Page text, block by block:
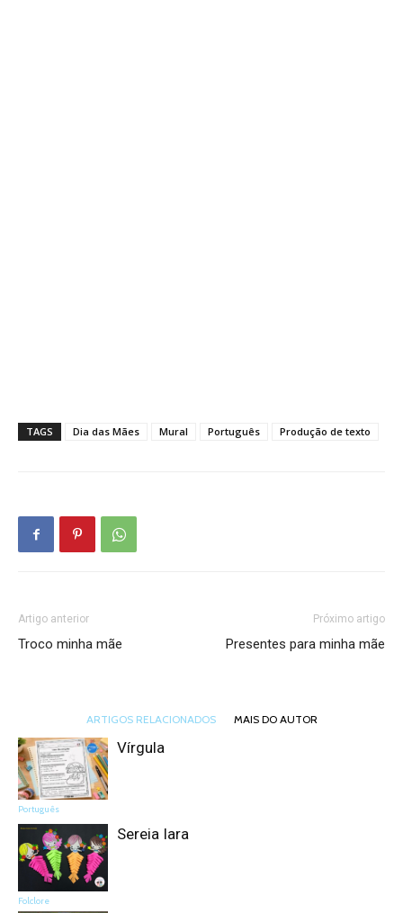
TAGS Dia das Mães Mural Português Produção de texto
Artigo anterior
Troco minha mãe
Próximo artigo
Presentes para minha mãe
ARTIGOS RELACIONADOS MAIS DO AUTOR
Português
Vírgula
Folclore
Sereia Iara